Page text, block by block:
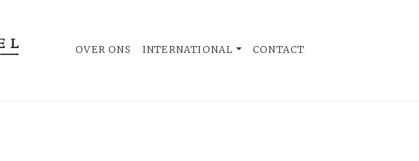
OVER ONS INTERNATIONAL CONTACT